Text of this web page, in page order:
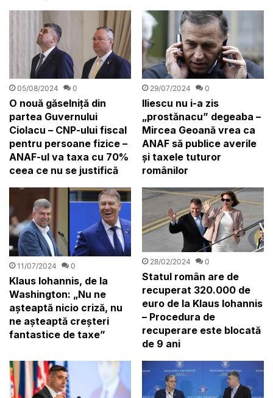
05/08/2024 0
O nouă găselniță din
partea Guvernului
Ciolacu – CNP-ului fiscal
pentru persoane fizice –
ANAF-ul va taxa cu 70%
ceea ce nu se justifică
29/07/2024 0
Iliescu nu i-a zis
„prostănacu” degeaba –
Mircea Geoană vrea ca
ANAF să publice averile
și taxele tuturor
românilor
11/07/2024 0
Klaus Iohannis, de la
Washington: „Nu ne
aşteaptă nicio criză, nu
ne aşteaptă creşteri
fantastice de taxe”
28/02/2024 0
Statul român are de
recuperat 320.000 de
euro de la Klaus Iohannis
– Procedura de
recuperare este blocată
de 9 ani